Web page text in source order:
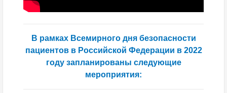
В рамках Всемирного дня безопасности
пациентов в Российской Федерации в 2022
году запланированы следующие
мероприятия: